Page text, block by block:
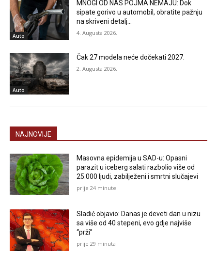
Auto
MNOGI OD NAS POJMA NEMAJU: Dok
sipate gorivo u automobil, obratite pažnju
na skriveni detalj…
4. Augusta 2026.
Auto
Čak 27 modela neće dočekati 2027.
2. Augusta 2026.
NAJNOVIJE
Masovna epidemija u SAD-u: Opasni
parazit u iceberg salati razbolio više od
25.000 ljudi, zabilježeni i smrtni slučajevi
prije 24 minute
Sladić objavio: Danas je deveti dan u nizu
sa više od 40 stepeni, evo gdje najviše
“prži”
prije 29 minuta